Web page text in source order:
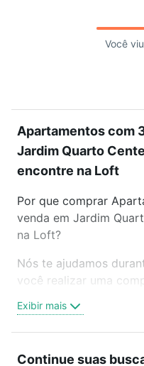
Você
Apartamentos com
Jardim Quarto
encontre na Loft
Por que comprar
venda em Jardim
na Loft?
Nós te ajudamos
você realizar uma
trabalho e do metrô,
oferta ideal de
Exibir mais
Continue suas